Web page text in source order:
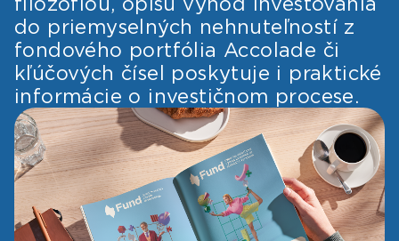
do priemyselných nehnuteľností z
fondového portfólia Accolade či
kľúčových čísel poskytuje i praktické
informácie o investičnom procese.